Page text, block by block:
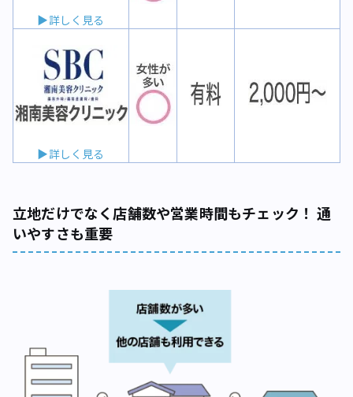
▶詳しく見る
▶詳しく見る
立地だけでなく店舗数や営業時間もチェック！ 通
いやすさも重要